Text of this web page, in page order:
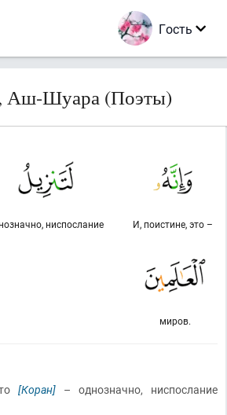
Гость
Аш-Шуара (Поэты)
И, поистине, это –
ниспослание
миров.
[Коран] – однозначно, ниспослание